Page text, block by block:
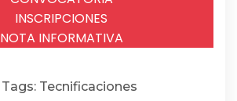
INSCRIPCIONES
NOTA INFORMATIVA
Tags: Tecnificaciones